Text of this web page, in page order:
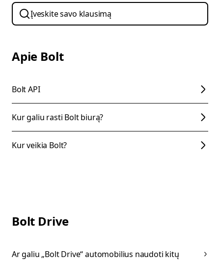
Apie Bolt
Bolt API
Kur galiu rasti Bolt biurą?
Kur veikia Bolt?
Bolt Drive
Ar galiu „Bolt Drive“ automobilius naudoti kitų